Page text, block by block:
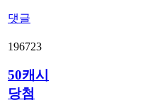
댓글
196723
50캐시
당첨